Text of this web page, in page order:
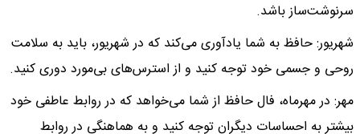
سرنوشت‌ساز باشد.
شهریور: حافظ به شما یادآوری می‌کند که در شهریور، باید به سلامت
روحی و جسمی خود توجه کنید و از استرس‌های بی‌مورد دوری کنید.
مهر: در مهرماه، فال حافظ از شما می‌خواهد که در روابط عاطفی خود
بیشتر به احساسات دیگران توجه کنید و به هماهنگی در روابط